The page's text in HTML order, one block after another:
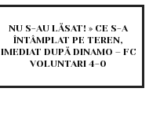
NU S-AU LĂSAT! » CE S-A
ÎNTÂMPLAT PE TEREN,
IMEDIAT DUPĂ DINAMO – FC
VOLUNTARI 4-0